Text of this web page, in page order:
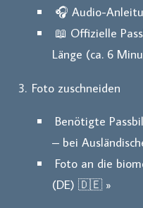
🎧 Audio-
📖 Offizielle
Länge (ca. 6
Foto zuschneiden
Benötigte
– bei
Foto an die
(DE) 🇩🇪 »